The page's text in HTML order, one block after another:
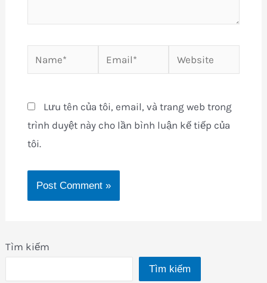
Tìm kiếm
Tìm kiếm
Name* Email* Website
Lưu tên của tôi, email, và trang web trong
trình duyệt này cho lần bình luận kế tiếp của
tôi.